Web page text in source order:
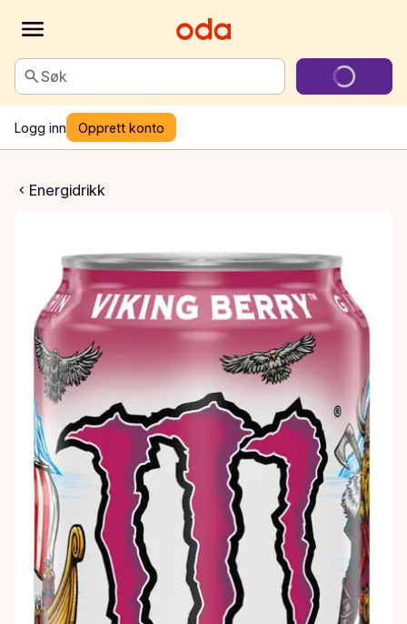
Søk
Logg inn Opprett konto
Energidrikk
Viking Berry